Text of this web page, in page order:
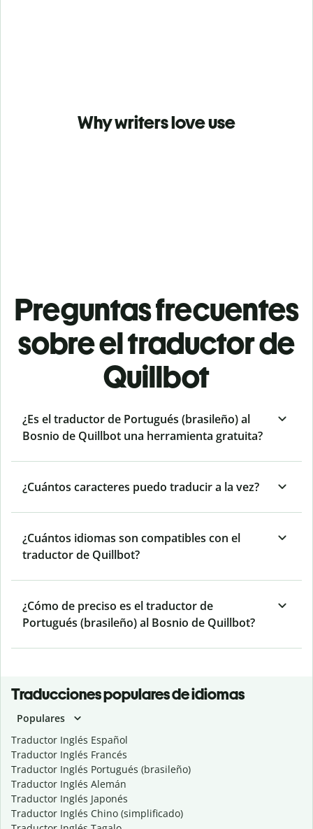
Why writers love use
Preguntas frecuentes
sobre el traductor de
Quillbot
¿Es el traductor de Portugués (brasileño) al
Bosnio de Quillbot una herramienta gratuita?
¿Cuántos caracteres puedo traducir a la vez?
¿Cuántos idiomas son compatibles con el
traductor de Quillbot?
¿Cómo de preciso es el traductor de
Portugués (brasileño) al Bosnio de Quillbot?
Traducciones populares de idiomas
Populares
Traductor Inglés Español
Traductor Inglés Francés
Traductor Inglés Portugués (brasileño)
Traductor Inglés Alemán
Traductor Inglés Japonés
Traductor Inglés Chino (simplificado)